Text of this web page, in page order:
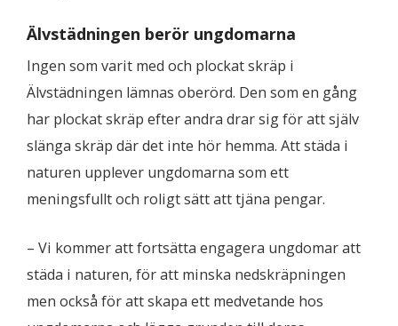
Älvstädningen berör ungdomarna
Ingen som varit med och plockat skräp i
Älvstädningen lämnas oberörd. Den som en gång
har plockat skräp efter andra drar sig för att själv
slänga skräp där det inte hör hemma. Att städa i
naturen upplever ungdomarna som ett
meningsfullt och roligt sätt att tjäna pengar.
– Vi kommer att fortsätta engagera ungdomar att
städa i naturen, för att minska nedskräpningen
men också för att skapa ett medvetande hos